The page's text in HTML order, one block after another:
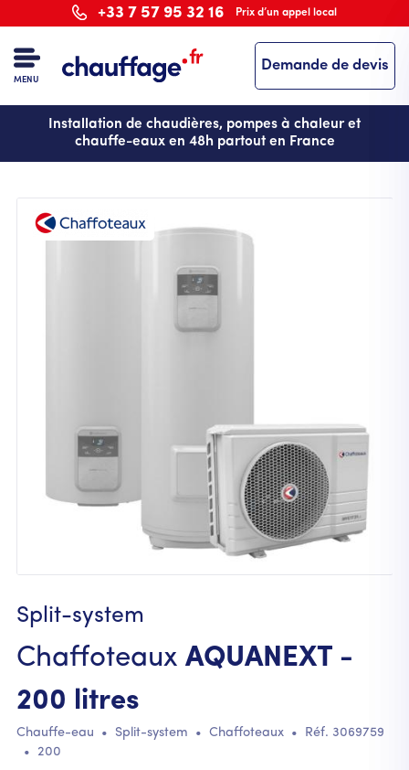
au
contenu
principal
+33 7 57 95 32 16 Prix d’un appel local
MENU
Demande de devis
Installation de chaudières, pompes à chaleur et
chauffe-eaux en 48h partout en France
Split-system
Chaffoteaux AQUANEXT -
200 litres
Chauffe-eau • Split-system • Chaffoteaux• Réf. 3069759
• 200